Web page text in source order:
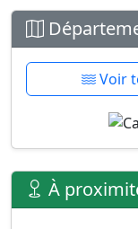
Voir
À